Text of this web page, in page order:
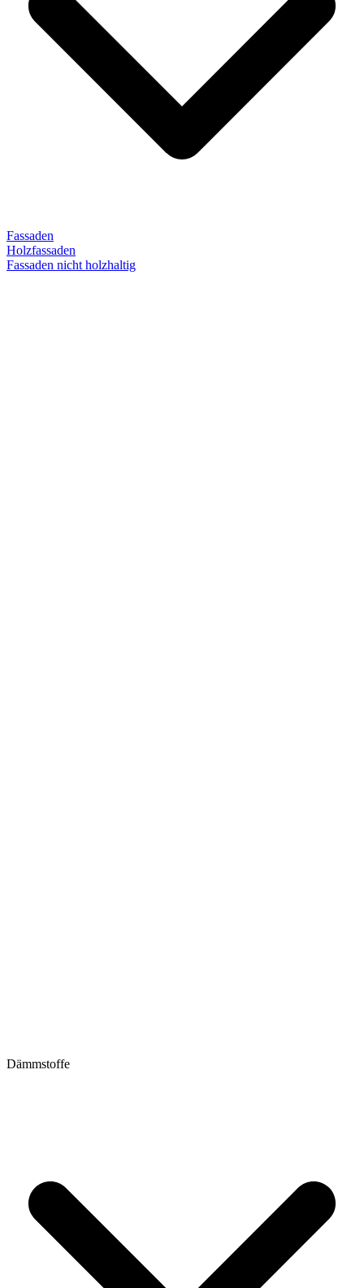
Fassaden
Holzfassaden
Fassaden nicht holzhaltig
Dämmstoffe